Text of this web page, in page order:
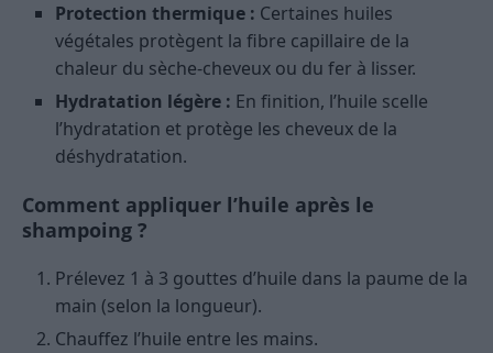
Protection thermique : Certaines huiles
végétales protègent la fibre capillaire de la
chaleur du sèche-cheveux ou du fer à lisser.
Hydratation légère : En finition, l’huile scelle
l’hydratation et protège les cheveux de la
déshydratation.
Comment appliquer l’huile après le
shampoing ?
Prélevez 1 à 3 gouttes d’huile dans la paume de la
main (selon la longueur).
Chauffez l’huile entre les mains.